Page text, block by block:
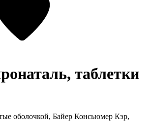
таблетки
оболочкой, Байер Консьюмер Кэр,